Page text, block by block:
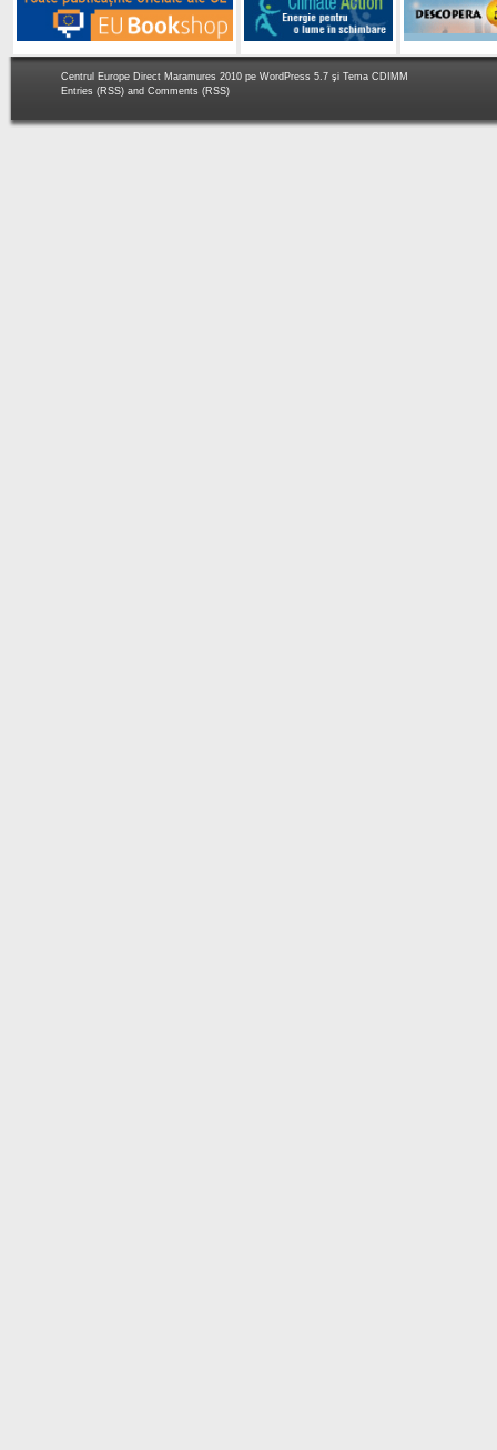
Centrul Europe Direct Maramures 2010 pe WordPress 5.7 şi Tema CDIMM
Entries (RSS) and Comments (RSS)